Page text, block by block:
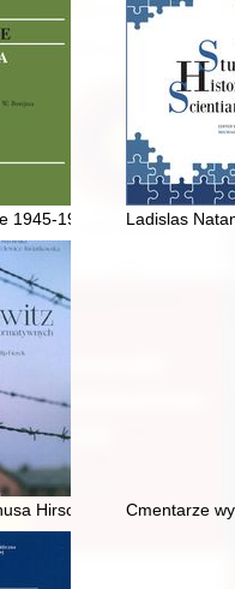
1945-1989 - recenzja]
Ladislas
Hirschfelda przeciwko
Cmentarze